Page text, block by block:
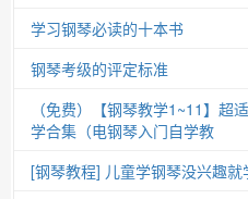
学习钢琴必读的十本书
钢琴考级的评定标准
（免费）【钢琴教学1~11】超
学合集（电钢琴入门自学教
[钢琴教程] 儿童学钢琴没兴趣就